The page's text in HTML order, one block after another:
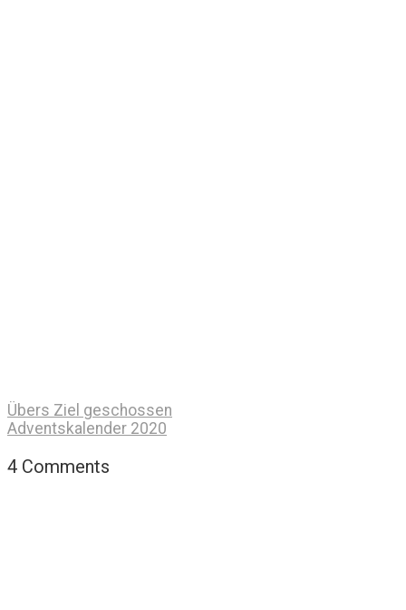
Übers Ziel geschossen
Adventskalender 2020
4 Comments